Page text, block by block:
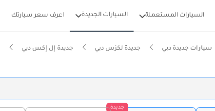
السيارات المستعملة السيارات الجديدة اعرف سعر سيارتك
سيارات جديدة دبي جديدة لكزس دبي جديدة إل إكس دبي
جديدة